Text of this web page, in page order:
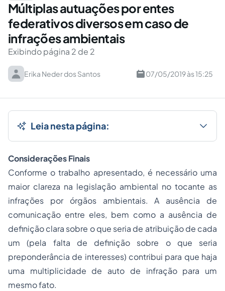
Múltiplas autuações por entes
federativos diversos em caso de
infrações ambientais
Exibindo página 2 de 2
Erika Neder dos Santos 07/05/2019 às 15:25
Leia nesta página:
Considerações Finais
Conforme o trabalho apresentado, é necessário uma
maior clareza na legislação ambiental no tocante as
infrações por órgãos ambientais. A ausência de
comunicação entre eles, bem como a ausência de
definição clara sobre o que seria de atribuição de cada
um (pela falta de definição sobre o que seria
preponderância de interesses) contribui para que haja
uma multiplicidade de auto de infração para um
mesmo fato.